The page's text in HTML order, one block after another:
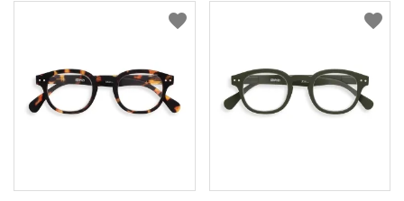
favorite favorite